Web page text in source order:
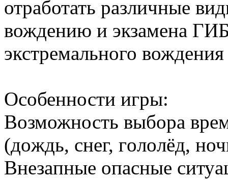
отработать различные
вождению и экзамена
экстремального
Особенности игры:
Возможность выбора
(дoждь, cнeг, гoлoлёд,
Внeзaпныe oпacныe